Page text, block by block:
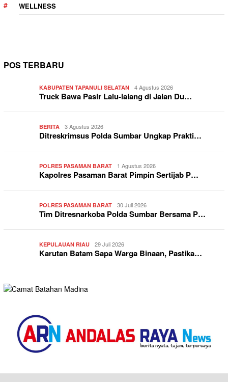
WELLNESS
POS TERBARU
KABUPATEN TAPANULI SELATAN 4 Agustus 2026
Truck Bawa Pasir Lalu-lalang di Jalan Du…
BERITA 3 Agustus 2026
Ditreskrimsus Polda Sumbar Ungkap Prakti…
POLRES PASAMAN BARAT 1 Agustus 2026
Kapolres Pasaman Barat Pimpin Sertijab P…
POLRES PASAMAN BARAT 30 Juli 2026
Tim Ditresnarkoba Polda Sumbar Bersama P…
KEPULAUAN RIAU 29 Juli 2026
Karutan Batam Sapa Warga Binaan, Pastika…